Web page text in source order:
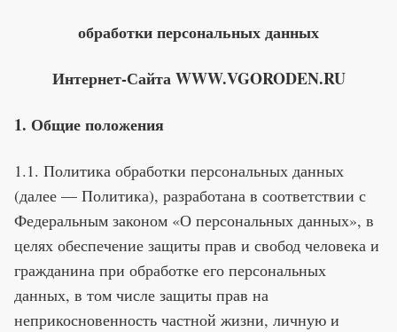
обработки персональных данных
Интернет-Сайта WWW.VGORODEN.RU
1. Общие положения
1.1. Политика обработки персональных данных
(далее — Политика), разработана в соответствии с
Федеральным законом «О персональных данных», в
целях обеспечение защиты прав и свобод человека и
гражданина при обработке его персональных
данных, в том числе защиты прав на
неприкосновенность частной жизни, личную и